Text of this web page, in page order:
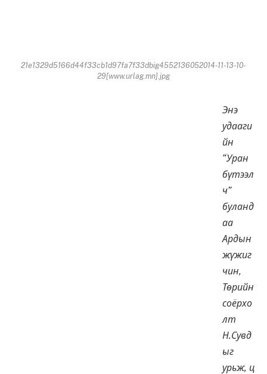
21e1329d5166d44f33cb1d97fa7f33dbig4552136052014-11-13-10-
29[www.urlag.mn].jpg
Энэ
удааги
йн
“Уран
бүтээл
ч”
буланд
аа
Ардын
жүжиг
чин,
Төрийн
соёрхо
лт
Н.Сувд
ыг
урьж, ц